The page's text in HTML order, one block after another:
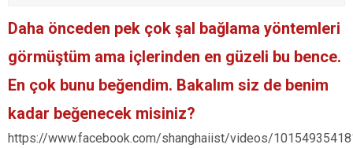
Daha önceden pek çok şal bağlama yöntemleri
görmüştüm ama içlerinden en güzeli bu bence.
En çok bunu beğendim. Bakalım siz de benim
kadar beğenecek misiniz?
https://www.facebook.com/shanghaiist/videos/